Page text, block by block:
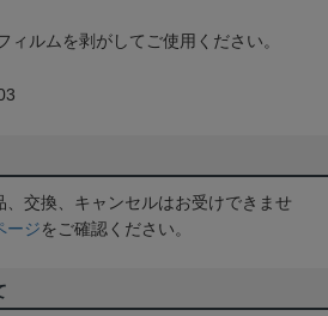
ィルムを剥がしてご使用ください。
交換、キャンセルはお受けできませ
ージをご確認ください。